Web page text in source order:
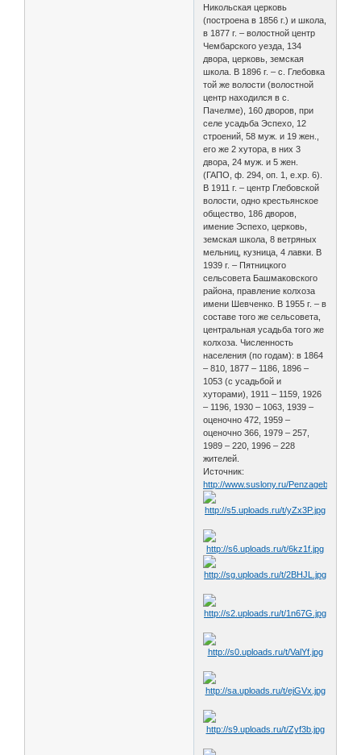
Никольская церковь
(построена в 1856 г.) и школа,
в 1877 г. – волостной центр
Чембарского уезда, 134
двора, церковь, земская
школа. В 1896 г. – с. Глебовка
той же волости (волостной
центр находился в с.
Пачелме), 160 дворов, при
селе усадьба Эспехо, 12
строений, 58 муж. и 19 жен.,
его же 2 хутора, в них 3
двора, 24 муж. и 5 жен.
(ГАПО, ф. 294, оп. 1, е.хр. 6).
В 1911 г. – центр Глебовской
волости, одно крестьянское
общество, 186 дворов,
имение Эспехо, церковь,
земская школа, 8 ветряных
мельниц, кузница, 4 лавки. В
1939 г. – Пятницкого
сельсовета Башмаковского
района, правление колхоза
имени Шевченко. В 1955 г. – в
составе того же сельсовета,
центральная усадьба того же
колхоза. Численность
населения (по годам): в 1864
– 810, 1877 – 1186, 1896 –
1053 (с усадьбой и
хуторами), 1911 – 1159, 1926
– 1196, 1930 – 1063, 1939 –
оценочно 472, 1959 –
оценочно 366, 1979 – 257,
1989 – 220, 1996 – 228
жителей.
Источник:
http://www.suslony.ru/Penzagebiet/